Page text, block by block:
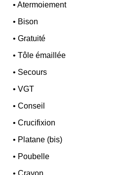
•Atermoiement
• Bison
•Gratuité
•Tôle émaillée
• Secours
•VGT
•Conseil
•Crucifixion
• Platane (bis)
• Poubelle